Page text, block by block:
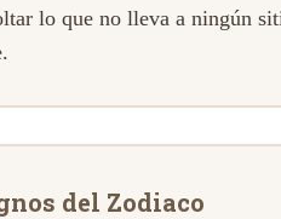
lo que no lleva a ningún
del Zodiaco